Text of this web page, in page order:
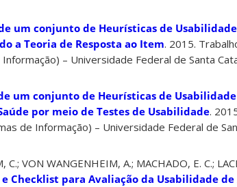
um conjunto de Heurísticas de
a Teoria de Resposta ao Item. 2015.
– Universidade Federal de Santa
um conjunto de Heurísticas de
por meio de Testes de Usabilidade.
de Informação) – Universidade Federal de
C.; VON WANGENHEIM, A.; MACHADO, E. C.;
e Checklist para Avaliação da Usabilidade